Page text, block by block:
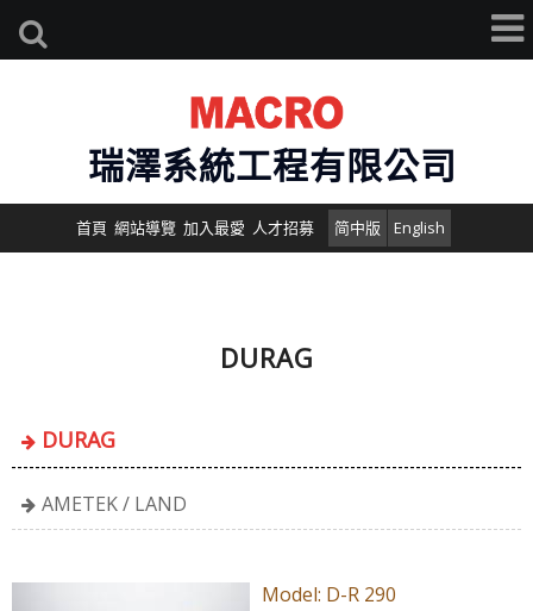
瑞澤系統工程有限公司
首頁 網站導覽 加入最愛 人才招募 简中版 English
DURAG
DURAG
AMETEK / LAND
Model: D-R 290